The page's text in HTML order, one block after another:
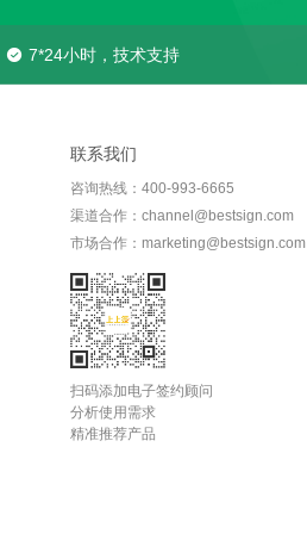
7*24小时，技术支持
联系我们
咨询热线：400-993-6665
渠道合作：channel@bestsign.com
市场合作：marketing@bestsign.com
扫码添加电子签约顾问
分析使用需求
精准推荐产品